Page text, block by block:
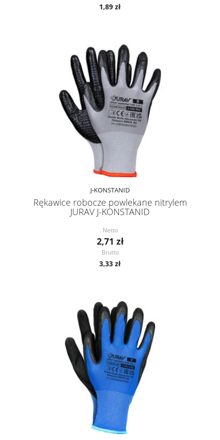
1,89 zł
J-KONSTANID
Rękawice robocze powlekane nitrylem
JURAV J-KONSTANID
Netto
2,71 zł
Brutto
3,33 zł